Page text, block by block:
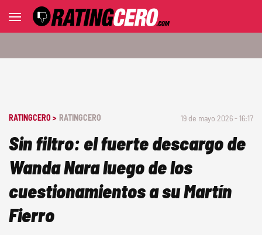
RATINGCERO > RATINGCERO 19 de mayo 2026 - 16:17
Sin filtro: el fuerte descargo de
Wanda Nara luego de los
cuestionamientos a su Martín
Fierro